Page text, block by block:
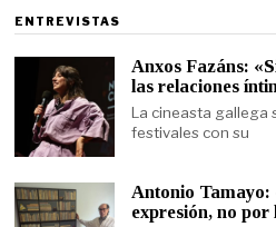
ENTREVISTAS
Anxos Fazáns:
las relaciones
La cineasta gallega
festivales con su
Antonio Tamayo:
expresión, no por